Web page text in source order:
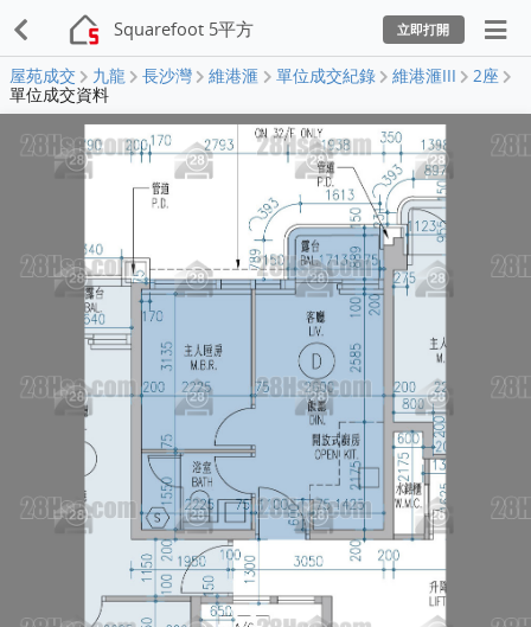
Squarefoot 5平方 立即打開
屋苑成交 九龍 長沙灣 維港滙 單位成交紀錄 維港滙III
2座
單位成交資料